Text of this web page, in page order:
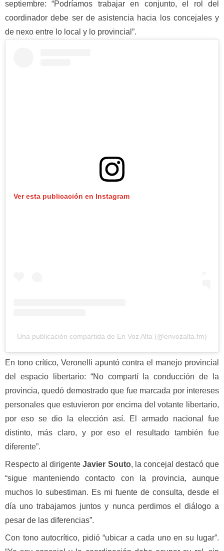
septiembre: “Podríamos trabajar en conjunto, el rol del
coordinador debe ser de asistencia hacia los concejales y
de nexo entre lo local y lo provincial”.
Ver esta publicación en Instagram
Una publicación compartida de En Voz Alta (@envozalta.fm)
En tono crítico, Veronelli apuntó contra el manejo provincial
del espacio libertario: “No compartí la conducción de la
provincia, quedó demostrado que fue marcada por intereses
personales que estuvieron por encima del votante libertario,
por eso se dio la elección así. El armado nacional fue
distinto, más claro, y por eso el resultado también fue
diferente”.
Respecto al dirigenteJavier Souto, la concejal destacó que
“sigue manteniendo contacto con la provincia, aunque
muchos lo subestiman. Es mi fuente de consulta, desde el
día uno trabajamos juntos y nunca perdimos el diálogo a
pesar de las diferencias”.
Con tono autocrítico, pidió “ubicar a cada uno en su lugar”.